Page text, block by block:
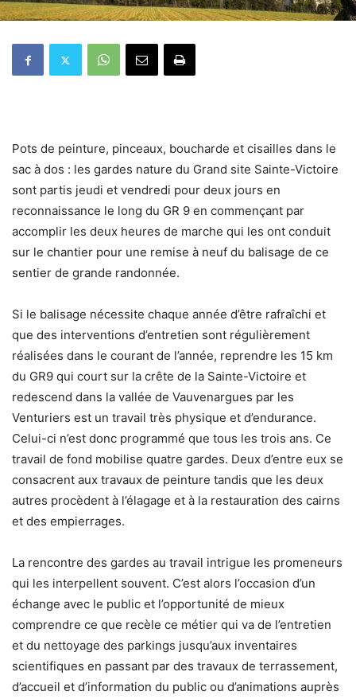
Pots de peinture, pinceaux, boucharde et cisailles dans le
sac à dos : les gardes nature du Grand site Sainte-Victoire
sont partis jeudi et vendredi pour deux jours en
reconnaissance le long du GR 9 en commençant par
accomplir les deux heures de marche qui les ont conduit
sur le chantier pour une remise à neuf du balisage de ce
sentier de grande randonnée.
Si le balisage nécessite chaque année d’être rafraîchi et
que des interventions d’entretien sont régulièrement
réalisées dans le courant de l’année, reprendre les 15 km
du GR9 qui court sur la crête de la Sainte-Victoire et
redescend dans la vallée de Vauvenargues par les
Venturiers est un travail très physique et d’endurance.
Celui-ci n’est donc programmé que tous les trois ans. Ce
travail de fond mobilise quatre gardes. Deux d’entre eux se
consacrent aux travaux de peinture tandis que les deux
autres procèdent à l’élagage et à la restauration des cairns
et des empierrages.
La rencontre des gardes au travail intrigue les promeneurs
qui les interpellent souvent. C’est alors l’occasion d’un
échange avec le public et l’opportunité de mieux
comprendre ce que recèle ce métier qui va de l’entretien
et du nettoyage des parkings jusqu’aux inventaires
scientifiques en passant par des travaux de terrassement,
d’accueil et d’information du public ou d’animations auprès